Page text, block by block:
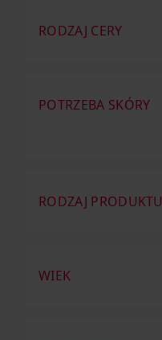
RODZAJ CERY
POTRZEBA SKÓRY
RODZAJ PRODUKTU
WIEK